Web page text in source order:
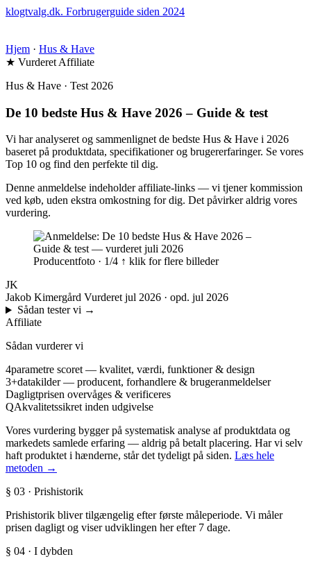
klogtvalg.dk. Forbrugerguide siden 2024
Hjem · Hus & Have
★ Vurderet Affiliate
Hus & Have · Test 2026
De 10 bedste Hus & Have 2026 – Guide & test
Vi har analyseret og sammenlignet de bedste Hus & Have i 2026
baseret på produktdata, specifikationer og brugererfaringer. Se vores
Top 10 og find den perfekte til dig.
Denne anmeldelse indeholder affiliate-links — vi tjener kommission
ved køb, uden ekstra omkostning for dig. Det påvirker aldrig vores
vurdering.
Producentfoto · 1/4 ↑ klik for flere billeder
JK
Jakob Kimergård Vurderet jul 2026 · opd. jul 2026
Sådan tester vi →
Affiliate
Sådan vurderer vi
4parametre scoret — kvalitet, værdi, funktioner & design
3+datakilder — producent, forhandlere & brugeranmeldelser
Dagligtprisen overvåges & verificeres
QAkvalitetssikret inden udgivelse
Vores vurdering bygger på systematisk analyse af produktdata og
markedets samlede erfaring — aldrig på betalt placering. Har vi selv
haft produktet i hænderne, står det tydeligt på siden. Læs hele
metoden →
§ 03 · Prishistorik
Prishistorik bliver tilgængelig efter første måleperiode. Vi måler
prisen dagligt og viser udviklingen her efter 7 dage.
§ 04 · I dybden